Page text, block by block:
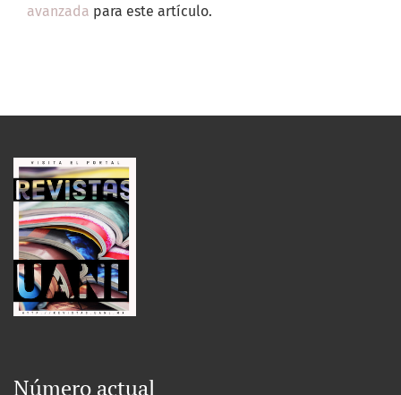
avanzada para este artículo.
Número actual